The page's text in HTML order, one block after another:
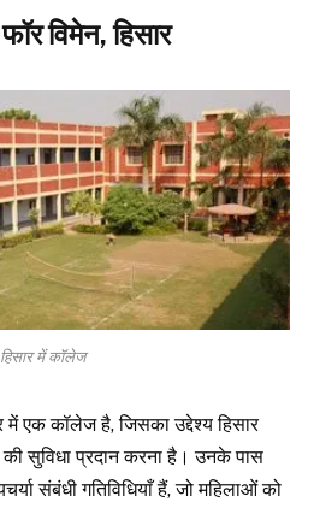
विमेन, हिसार
हिसार में कॉलेज
एक कॉलेज है, जिसका उद्देश्य हिसार
सुविधा प्रदान करना है। उनके पास
संबंधी गतिविधियाँ हैं, जो महिलाओं को